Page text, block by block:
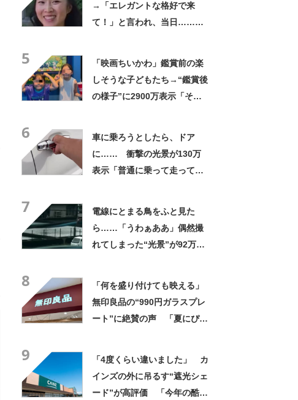
→「エレガントな格好で来
て！」と言われ、当日……ま
5
「映画ちいかわ」鑑賞前の楽
しそうな子どもたち→“鑑賞後
の様子”に2900万表示「そう
6
車に乗ろうとしたら、ドア
に…… 衝撃の光景が130万
表示「普通に乗って走ってた
7
電線にとまる鳥をふと見た
ら……「うわぁああ」偶然撮
れてしまった“光景”が92万再
8
「何を盛り付けても映える」
無印良品の“990円ガラスプレ
ート”に絶賛の声 「夏にぴっ
9
「4度くらい違いました」 カ
インズの外に吊るす“遮光シェ
ード”が高評価 「今年の酷暑